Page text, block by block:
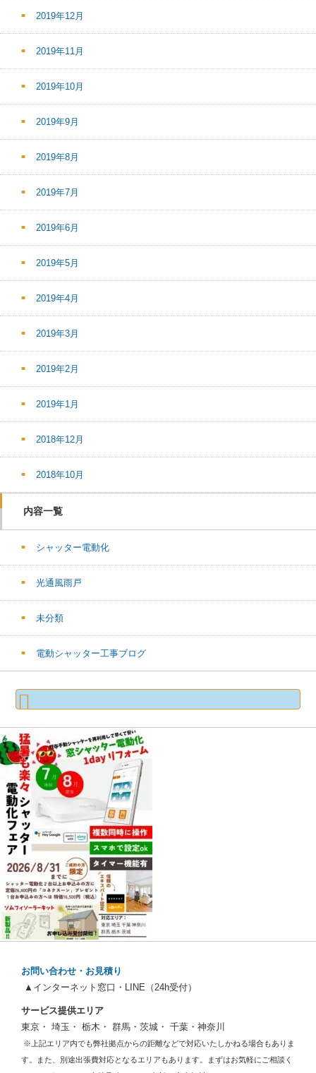
2019年12月
2019年11月
2019年10月
2019年9月
2019年8月
2019年7月
2019年6月
2019年5月
2019年4月
2019年3月
2019年2月
2019年1月
2018年12月
2018年10月
内容一覧
シャッター電動化
光通風雨戸
未分類
電動シャッター工事ブログ
検
お問い合わせ・お見積り
▲インターネット窓口・LINE（24h受付）
サービス提供エリア
東京・ 埼玉・ 栃木・ 群馬・茨城・ 千葉・神奈川
※上記エリア内でも弊社拠点からの距離などで対応いたしかねる場合もありま
す。また、別途出張費対応となるエリアもあります。まずはお気軽にご相談く